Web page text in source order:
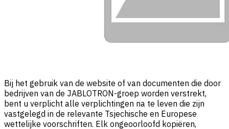
Bij het gebruik van de website of van documenten die door
bedrijven van de JABLOTRON-groep worden verstrekt,
bent u verplicht alle verplichtingen na te leven die zijn
vastgelegd in de relevante Tsjechische en Europese
wettelijke voorschriften. Elk ongeoorloofd kopiëren,